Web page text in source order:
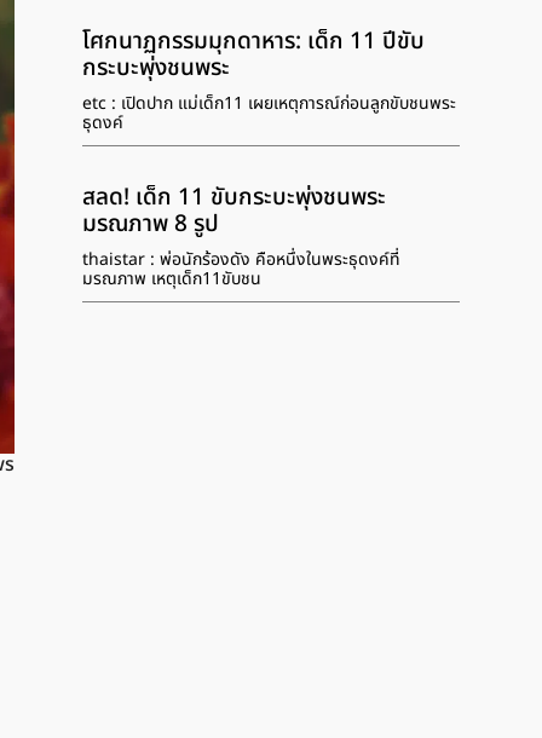
โศกนาฏกรรมมุกดาหาร: เด็ก 11 ปีขับ
กระบะพุ่งชนพระ
etc : เปิดปาก แม่เด็ก11 เผยเหตุการณ์ก่อนลูกขับชนพระ
ธุดงค์
สลด! เด็ก 11 ขับกระบะพุ่งชนพระ
มรณภาพ 8 รูป
thaistar : พ่อนักร้องดัง คือหนึ่งในพระธุดงค์ที่
มรณภาพ เหตุเด็ก11ขับชน